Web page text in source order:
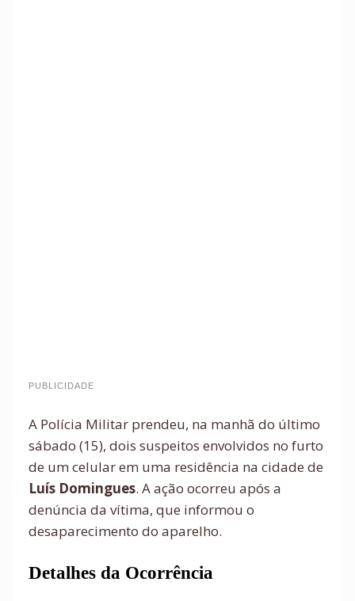
PUBLICIDADE
A Polícia Militar prendeu, na manhã do último
sábado (15), dois suspeitos envolvidos no furto
de um celular em uma residência na cidade de
Luís Domingues. A ação ocorreu após a
denúncia da vítima, que informou o
desaparecimento do aparelho.
Detalhes da Ocorrência